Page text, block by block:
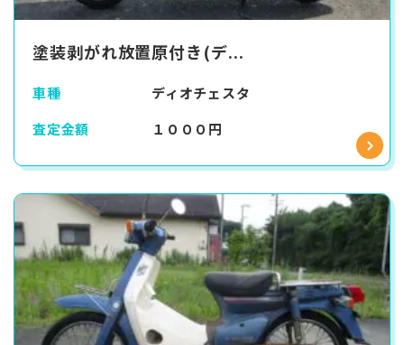
塗装剥がれ放置原付き(デ...
車種
ディオチェスタ
査定金額
１０００円